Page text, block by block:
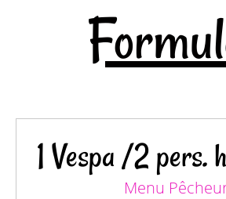
1 Vespa /2 pers.
Menu